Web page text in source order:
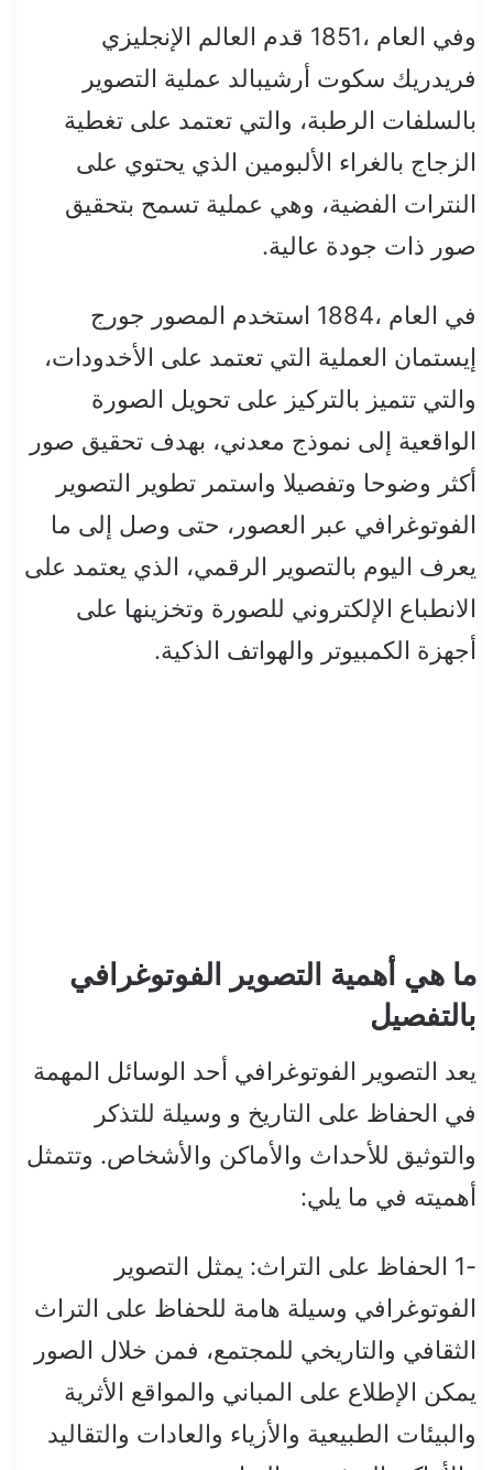
وفي العام ،1851 قدم العالم الإنجليزي
فريدريك سكوت أرشيبالد عملية التصوير
بالسلفات الرطبة، والتي تعتمد على تغطية
الزجاج بالغراء الألبومين الذي يحتوي على
النترات الفضية، وهي عملية تسمح بتحقيق
صور ذات جودة عالية.
في العام ،1884 استخدم المصور جورج
إيستمان العملية التي تعتمد على الأخدودات،
والتي تتميز بالتركيز على تحويل الصورة
الواقعية إلى نموذج معدني، بهدف تحقيق صور
أكثر وضوحا وتفصيلا واستمر تطوير التصوير
الفوتوغرافي عبر العصور، حتى وصل إلى ما
يعرف اليوم بالتصوير الرقمي، الذي يعتمد على
الانطباع الإلكتروني للصورة وتخزينها على
أجهزة الكمبيوتر والهواتف الذكية.
ما هي أهمية التصوير الفوتوغرافي
بالتفصيل
يعد التصوير الفوتوغرافي أحد الوسائل المهمة
في الحفاظ على التاريخ و وسيلة للتذكر
والتوثيق للأحداث والأماكن والأشخاص. وتتمثل
أهميته في ما يلي:
-1 الحفاظ على التراث: يمثل التصوير
الفوتوغرافي وسيلة هامة للحفاظ على التراث
الثقافي والتاريخي للمجتمع، فمن خلال الصور
يمكن الإطلاع على المباني والمواقع الأثرية
والبيئات الطبيعية والأزياء والعادات والتقاليد